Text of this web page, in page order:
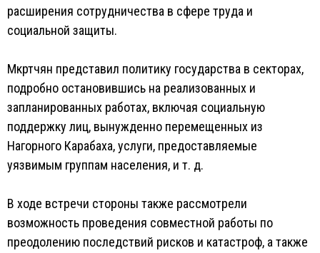
расширения сотрудничества в сфере труда и
социальной защиты.
Мкртчян представил политику государства в секторах,
подробно остановившись на реализованных и
запланированных работах, включая социальную
поддержку лиц, вынужденно перемещенных из
Нагорного Карабаха, услуги, предоставляемые
уязвимым группам населения, и т. д.
В ходе встречи стороны также рассмотрели
возможность проведения совместной работы по
преодолению последствий рисков и катастроф, а также